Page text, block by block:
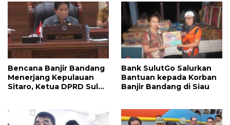
Bencana Banjir Bandang
Menerjang Kepulauan
Sitaro, Ketua DPRD Sulut
Bank SulutGo Salurkan
Bantuan kepada Korban
Banjir Bandang di Siau